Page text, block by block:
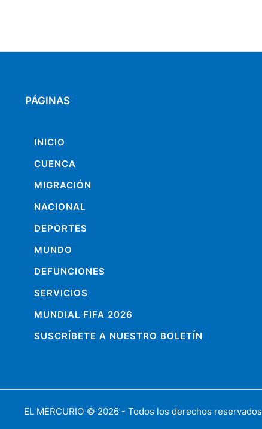
PÁGINAS
INICIO
CUENCA
MIGRACIÓN
NACIONAL
DEPORTES
MUNDO
DEFUNCIONES
SERVICIOS
MUNDIAL FIFA 2026
SUSCRÍBETE A NUESTRO BOLETÍN
EL MERCURIO © 2026 - Todos los derechos reservados